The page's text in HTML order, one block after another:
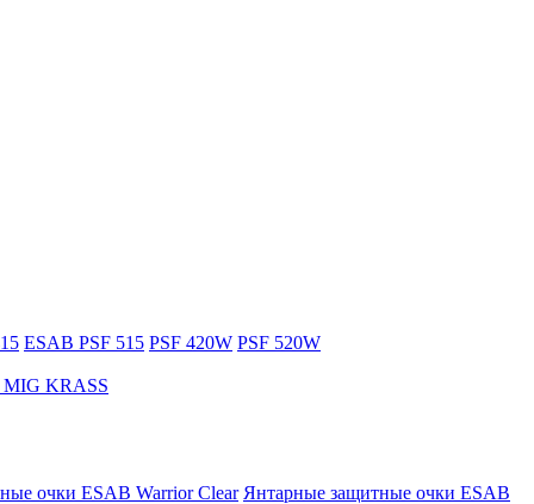
ESAB PSF 515 PSF 420W PSF 520W
MIG KRASS
очки ESAB Warrior Clear Янтарные защитные очки ESAB